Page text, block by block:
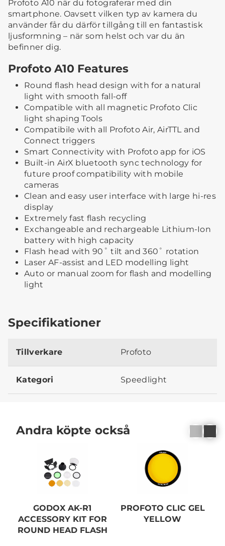
Profoto A10 när du fotograferar med din
smartphone. Oavsett vilken typ av kamera du
använder får du därför tillgång till en fantastisk
ljusformning – när som helst och var du än
befinner dig.
Profoto A10 Features
Round flash head design with for a natural
light with smooth fall-off
Compatible with all magnetic Profoto Clic
light shaping Tools
Compatibile with all Profoto Air, AirTTL and
Connect triggers
Smart Connectivity with Profoto app for iOS
Built-in AirX bluetooth sync technology for
future proof compatibility with mobile
cameras
Clean and easy user interface with large hi-res
display
Extremely fast flash recycling
Exchangeable and rechargeable Lithium-Ion
battery with high capacity
Flash head with 90˚ tilt and 360˚ rotation
Laser AF-assist and LED modelling light
Auto or manual zoom for flash and modelling
light
Specifikationer
Tillverkare Profoto
Kategori Speedlight
Andra köpte också
GODOX AK-R1
ACCESSORY KIT FOR
ROUND HEAD FLASH
PROFOTO CLIC GEL
YELLOW